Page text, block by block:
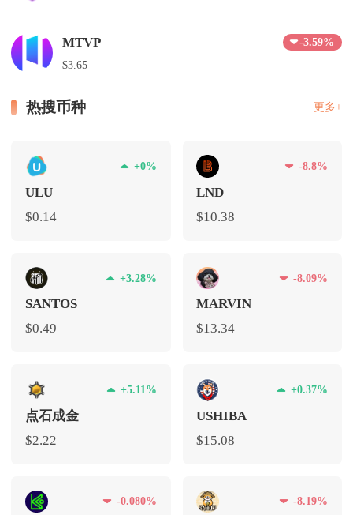
MTVP
-3.59%
$3.65
热搜币种 更多+
+0%
ULU
$0.14
-8.8%
LND
$10.38
+3.28%
SANTOS
$0.49
-8.09%
MARVIN
$13.34
+5.11%
点石成金
$2.22
+0.37%
USHIBA
$15.08
-0.080% -8.19%